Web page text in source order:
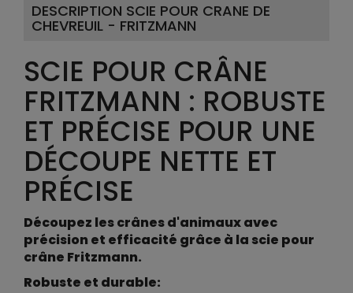
DESCRIPTION SCIE POUR CRANE DE
CHEVREUIL - FRITZMANN
SCIE POUR CRÂNE
FRITZMANN : ROBUSTE
ET PRÉCISE POUR UNE
DÉCOUPE NETTE ET
PRÉCISE
Découpez les crânes d'animaux avec
précision et efficacité grâce à la scie pour
crâne Fritzmann.
Robuste et durable: